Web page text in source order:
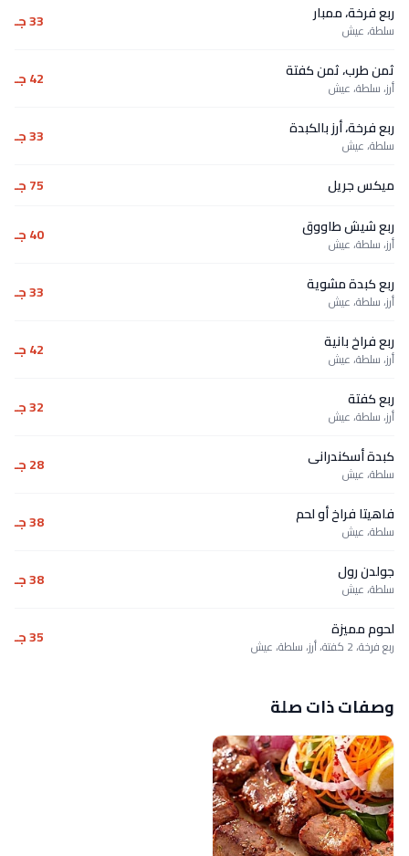
ربع فرخة، ممبار
سلطة، عيش 33 جـ
ثمن طرب، ثمن كفتة
أرز، سلطة، عيش 42 جـ
ربع فرخة، أرز بالكبدة
سلطة، عيش 33 جـ
ميكس جريل
75 جـ
ربع شيش طاووق
أرز، سلطة، عيش 40 جـ
ربع كبدة مشوية
أرز، سلطة، عيش 33 جـ
ربع فراخ بانية
أرز، سلطة، عيش 42 جـ
ربع كفتة
أرز، سلطة، عيش 32 جـ
كبدة أسكندرانى
سلطة، عيش 28 جـ
فاهيتا فراخ أو لحم
سلطة، عيش 38 جـ
جولدن رول
سلطة، عيش 38 جـ
لحوم مميزة
ربع فرخة، 2 كفتة، أرز، سلطة، عيش 35 جـ
وصفات ذات صلة